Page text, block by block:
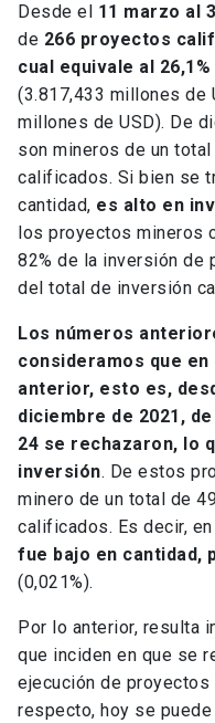
Desde el 11 marzo al
de 266 proyectos
cual equivale al
(3.817,433 millones de
millones de USD). De
son mineros de un
calificados. Si bien se
cantidad, es alto en
los proyectos mineros
82% de la inversión de
del total de inversión
Los números
consideramos que
anterior, esto es,
diciembre de 2021,
24 se rechazaron, lo
inversión. De estos
minero de un total de
calificados. Es decir,
fue bajo en cantidad,
(0,021%).
Por lo anterior, resulta
que inciden en que se
ejecución de
respecto, hoy se